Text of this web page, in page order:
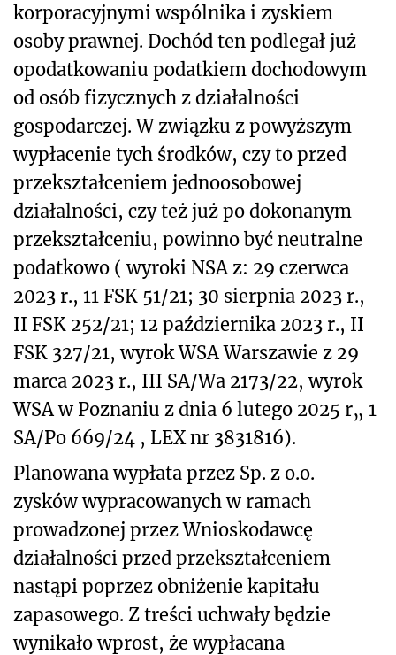
korporacyjnymi wspólnika i zyskiem
osoby prawnej. Dochód ten podlegał już
opodatkowaniu podatkiem dochodowym
od osób fizycznych z działalności
gospodarczej. W związku z powyższym
wypłacenie tych środków, czy to przed
przekształceniem jednoosobowej
działalności, czy też już po dokonanym
przekształceniu, powinno być neutralne
podatkowo ( wyroki NSA z: 29 czerwca
2023 r., 11 FSK 51/21; 30 sierpnia 2023 r.,
II FSK 252/21; 12 października 2023 r., II
FSK 327/21, wyrok WSA Warszawie z 29
marca 2023 r., III SA/Wa 2173/22, wyrok
WSA w Poznaniu z dnia 6 lutego 2025 r„ 1
SA/Po 669/24 , LEX nr 3831816).
Planowana wypłata przez Sp. z o.o.
zysków wypracowanych w ramach
prowadzonej przez Wnioskodawcę
działalności przed przekształceniem
nastąpi poprzez obniżenie kapitału
zapasowego. Z treści uchwały będzie
wynikało wprost, że wypłacana